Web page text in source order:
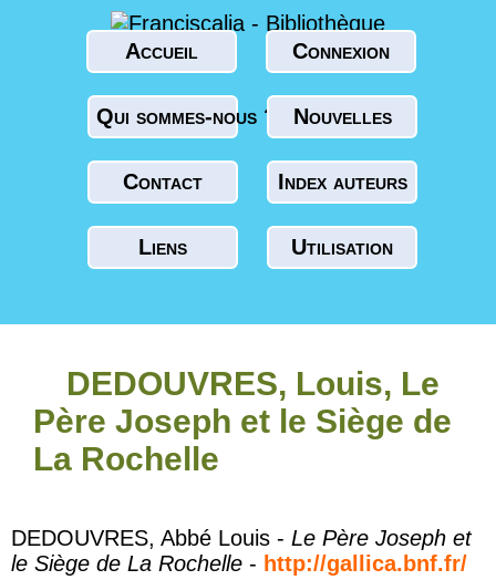
Accueil Connexion
Qui sommes-nous ? Nouvelles
Contact Index auteurs
Liens Utilisation
DEDOUVRES, Louis, Le
Père Joseph et le Siège de
La Rochelle
DEDOUVRES, Abbé Louis - Le Père Joseph et
le Siège de La Rochelle - http://gallica.bnf.fr/